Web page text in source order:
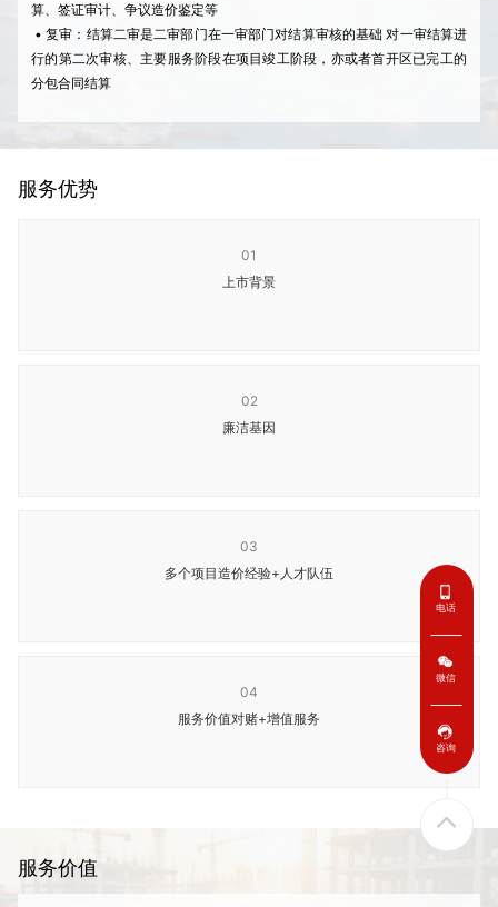
算、签证审计、争议造价鉴定等
• 复审：结算二审是二审部门在一审部门对结算审核的基础 对一审结算进
行的第二次审核、主要服务阶段在项目竣工阶段，亦或者首开区已完工的
分包合同结算
服务优势
01
上市背景
02
廉洁基因
03
多个项目造价经验+人才队伍
04
服务价值对赌+增值服务
服务价值
电话
微信
咨询